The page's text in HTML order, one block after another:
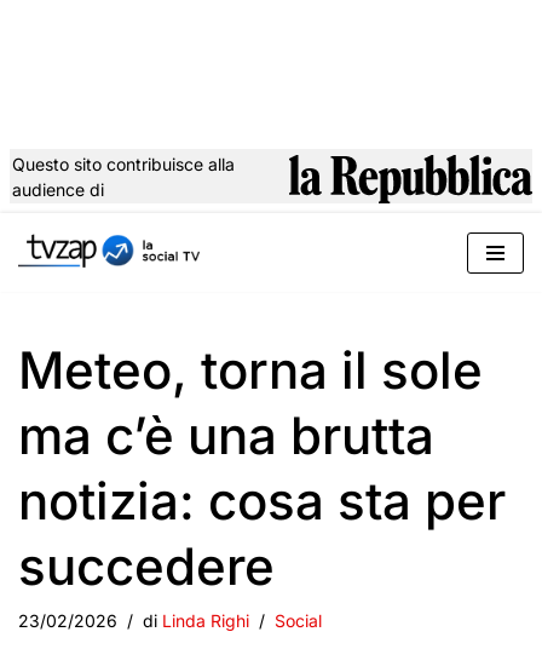
al
Questo sito contribuisce alla
audience di
Meteo, torna il sole
ma c’è una brutta
notizia: cosa sta per
succedere
23/02/2026 di Linda Righi Social